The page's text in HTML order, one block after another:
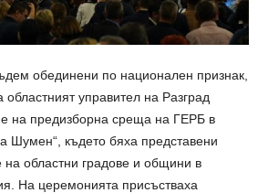
обединени по национален признак,
областният управител на Разград
на предизборна среща на ГЕРБ в
Шумен“, където бяха представени
на областни градове и общини в
На церемонията присъстваха